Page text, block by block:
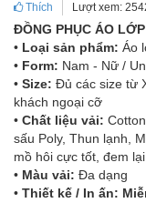
Thích
Lượt xem:
ĐỒNG PHỤC ÁO
• Loại sản phẩm: Áo
• Form: Nam - Nữ /
• Size: Đủ các size từ
khách ngoại cỡ
• Chất liệu vải:
sấu Poly, Thun lạnh,
mồ hôi cực tốt, đem
• Màu vải: Đa dạng
• Thiết kế / In ấn: